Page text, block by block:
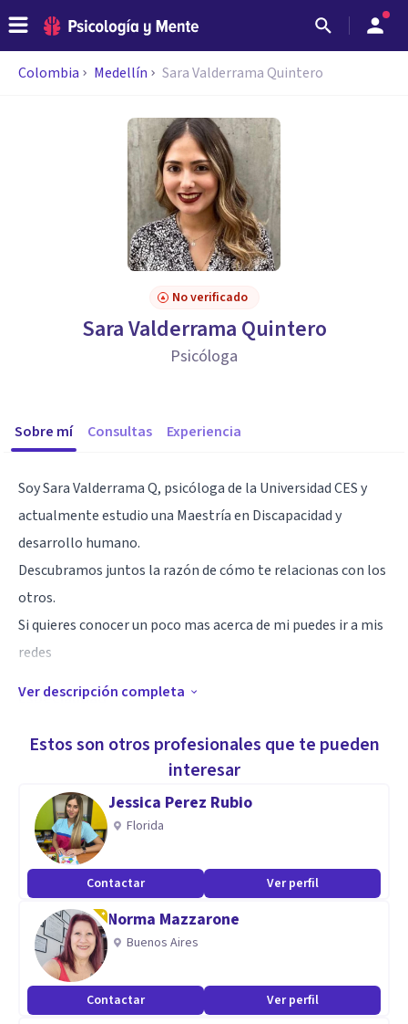
Colombia Medellín Sara Valderrama Quintero
No verificado
Sara Valderrama Quintero
Psicóloga
Sobre mí Consultas Experiencia
Soy Sara Valderrama Q, psicóloga de la Universidad CES y
actualmente estudio una Maestría en Discapacidad y
desarrollo humano.
Descubramos juntos la razón de cómo te relacionas con los
otros.
Si quieres conocer un poco mas acerca de mi puedes ir a mis
redes
Especialidad
trabajos de la vida diaria.
Aptitudes
Trabajo con niños, adolescentes y familia.
Me enfoco en pautas de crianza positiva.
Ver descripción completa
Estos son otros profesionales que te pueden
interesar
Jessica Perez Rubio
Florida
Contactar Ver perfil
Norma Mazzarone
Buenos Aires
Contactar Ver perfil